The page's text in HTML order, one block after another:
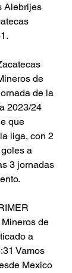
Alebrijes
de
de la
2023/24
que
liga, con 2
a
3 jornadas
de
a
Vamos
Mexico